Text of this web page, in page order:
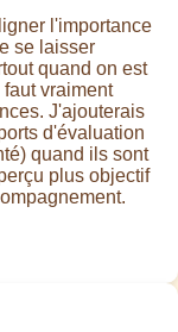
l'importance
se laisser
quand on est
vraiment
J'ajouterais
d'évaluation
quand ils sont
plus objectif